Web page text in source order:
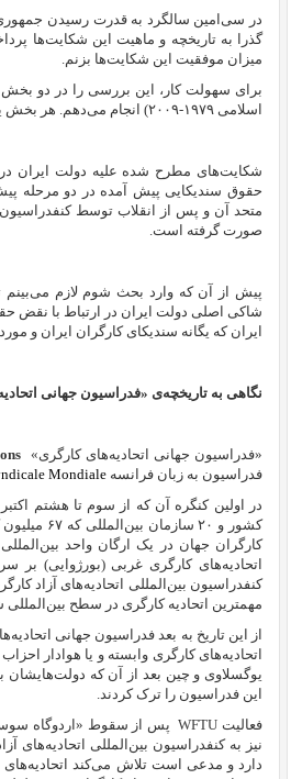
در سی‌امین سالگرد به قدرت رسیدن
گذرا به تاریخچه‌ و ماهیت این
میزان موفقیت این شکایت‌ها بزنم.
اسلامی ۱۹۷۹-۲۰۰۹) انجام می‌‌دهم. هر بخش یک دوره‌ی ۳۰ ساله را در بر می‌گیرد.
شکایت‌‌های مطرح شده علیه دولت‌ ایران در
حقوق سندیکایی پیش آمده در دو مرحله
متحد آن و پس از انقلاب توسط کنفدراسیون
صورت گرفته است.
پیش از آن که وارد بحث شوم لازم
ایران که یگانه سندیکای کارگران ایران و
نگاهی به تاریخچه‌ی «فدراسیون جهانی
«فدراسیون جهانی اتحادیه‌های کارگری»
فدراسیون به زبان فرانسه Mondiale
کشور و
اتحادیه‌های کارگری غربی (بورژوایی) بر
کنفدراسیون بین‌المللی اتحادیه‌های آزاد
مهمترین اتحادیه‌ کارگری در سطح بین‌المللی
از این تاریخ به بعد فدراسیون جهانی
اتحادیه‌های کارگری وابسته و یا هوادار
یوگسلاوی و چین بعد از آن که دولت‌هایشان
این فدراسیون را ترک کردند.
فعالیت WFTU پس از سقوط «اردوگاه
نیز بهکنفدراسیون بین‌المللی اتحادیه‌های
دارد و مدعی است تلاش می‌کند اتحادیه‌های